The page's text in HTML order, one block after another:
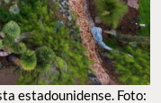
estadounidense. Foto: